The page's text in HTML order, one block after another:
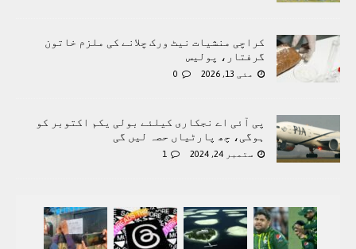
کراچی منشیات نیٹ ورک چلانے کی ملزم خاتون
گرفتار، پولیس
مئی 13, 2026 0
پی آئی اے نجکاری کیلئے بولی یکم اکتوبر کو
ہوگی، چھ پارٹیاں حصہ لیں گی
ستمبر 24, 2024 1